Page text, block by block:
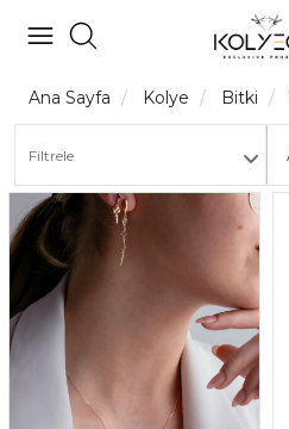
Ana Sayfa Kolye Bitki
Filtrele